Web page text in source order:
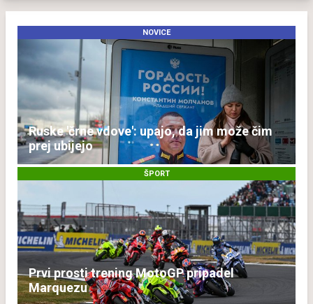
NOVICE
Ruske 'črne vdove': upajo, da jim može čim
prej ubijejo
ŠPORT
Prvi prosti trening MotoGP pripadel
Marquezu